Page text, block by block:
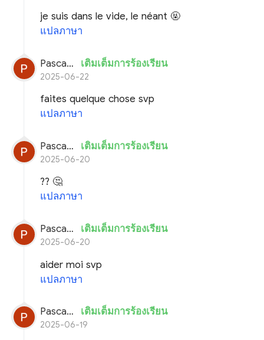
je suis dans le vide, le néant 🤬
แปลภาษา
Pascal planchon เติมเต็มการร้องเรียน
2025-06-22
faites quelque chose svp
แปลภาษา
Pascal planchon เติมเต็มการร้องเรียน
2025-06-20
?? 🤔
แปลภาษา
Pascal planchon เติมเต็มการร้องเรียน
2025-06-20
aider moi svp
แปลภาษา
Pascal planchon เติมเต็มการร้องเรียน
2025-06-19